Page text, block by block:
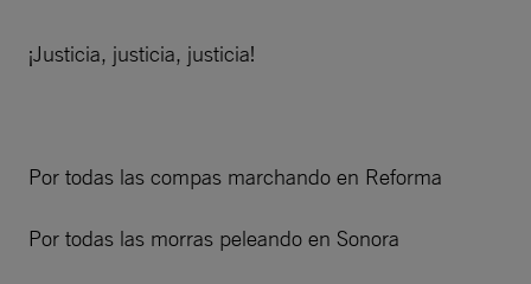
¡Justicia, justicia, justicia!
Por todas las compas marchando en Reforma
Por todas las morras peleando en Sonora